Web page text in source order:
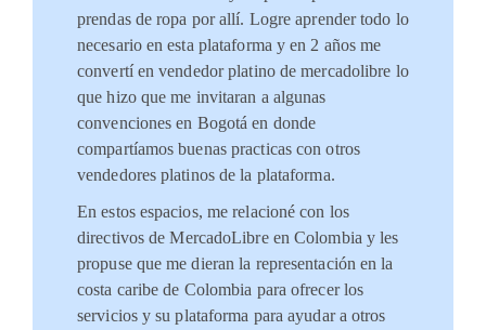
prendas de ropa por allí. Logre aprender todo lo
necesario en esta plataforma y en 2 años me
convertí en vendedor platino de mercadolibre lo
que hizo que me invitaran a algunas
convenciones en Bogotá en donde
compartíamos buenas practicas con otros
vendedores platinos de la plataforma.
En estos espacios, me relacioné con los
directivos de MercadoLibre en Colombia y les
propuse que me dieran la representación en la
costa caribe de Colombia para ofrecer los
servicios y su plataforma para ayudar a otros